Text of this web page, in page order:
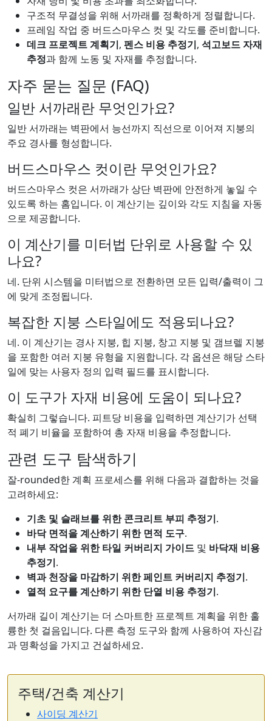
구조적 무결성을 위해 서까래를 정확하게 정렬합니다.
프레임 작업 중 버드스마우스 컷 및 각도를 준비합니다.
데크 프로젝트 계획기, 펜스 비용 추정기, 석고보드 자재
추정과 함께 노동 및 자재를 추정합니다.
자주 묻는 질문 (FAQ)
일반 서까래란 무엇인가요?
일반 서까래는 벽판에서 능선까지 직선으로 이어져 지붕의
주요 경사를 형성합니다.
버드스마우스 컷이란 무엇인가요?
버드스마우스 컷은 서까래가 상단 벽판에 안전하게 놓일 수
있도록 하는 홈입니다. 이 계산기는 깊이와 각도 지침을 자동
으로 제공합니다.
이 계산기를 미터법 단위로 사용할 수 있
나요?
네. 단위 시스템을 미터법으로 전환하면 모든 입력/출력이 그
에 맞게 조정됩니다.
복잡한 지붕 스타일에도 적용되나요?
네. 이 계산기는 경사 지붕, 힙 지붕, 창고 지붕 및 갬브렐 지붕
을 포함한 여러 지붕 유형을 지원합니다. 각 옵션은 해당 스타
일에 맞는 사용자 정의 입력 필드를 표시합니다.
이 도구가 자재 비용에 도움이 되나요?
확실히 그렇습니다. 피트당 비용을 입력하면 계산기가 선택
적 폐기 비율을 포함하여 총 자재 비용을 추정합니다.
관련 도구 탐색하기
잘-rounded한 계획 프로세스를 위해 다음과 결합하는 것을
고려하세요:
기초 및 슬래브를 위한 콘크리트 부피 추정기.
바닥 면적을 계산하기 위한 면적 도구.
내부 작업을 위한 타일 커버리지 가이드 및 바닥재 비용
추정기.
벽과 천장을 마감하기 위한 페인트 커버리지 추정기.
열적 요구를 계산하기 위한 단열 비용 추정기.
서까래 길이 계산기는 더 스마트한 프로젝트 계획을 위한 훌
륭한 첫 걸음입니다. 다른 측정 도구와 함께 사용하여 자신감
과 명확성을 가지고 건설하세요.
주택/건축 계산기
사이딩 계산기